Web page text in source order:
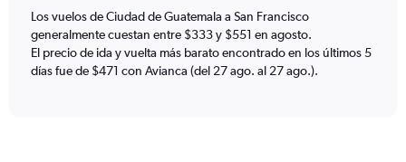
1
Y
axis
displaying
Los vuelos de Ciudad de Guatemala a San Francisco
generalmente cuestan entre $333 y $551 en agosto.
El precio de ida y vuelta más barato encontrado en los últimos 5
días fue de $471 con Avianca (del 27 ago. al 27 ago.).